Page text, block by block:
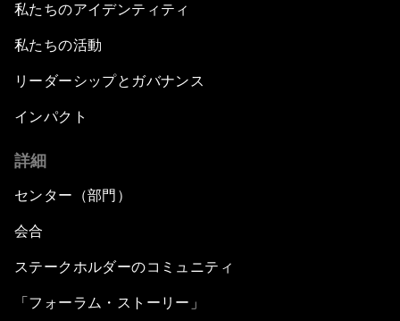
私たちのアイデンティティ
私たちの活動
リーダーシップとガバナンス
インパクト
詳細
センター（部門）
会合
ステークホルダーのコミュニティ
「フォーラム・ストーリー」